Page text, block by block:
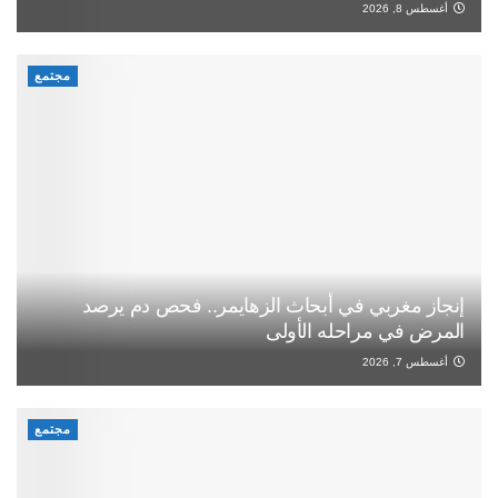
أغسطس 8, 2026
مجتمع
إنجاز مغربي في أبحاث الزهايمر.. فحص دم يرصد
المرض في مراحله الأولى
أغسطس 7, 2026
مجتمع